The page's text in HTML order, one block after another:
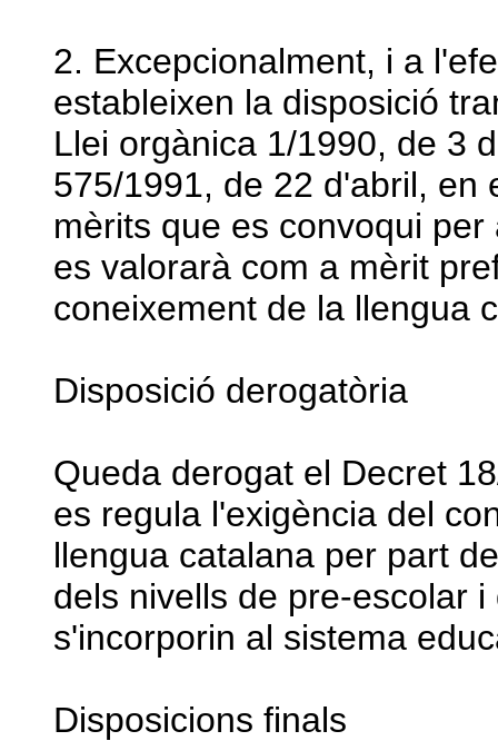
2. Excepcionalment, i a
estableixen la disposició
Llei orgànica 1/1990, de 3
575/1991, de 22 d'abril, en
mèrits que es convoqui
es valorarà com a mèrit
coneixement de la llengua
Disposició derogatòria
Queda derogat el Decret
es regula l'exigència del
llengua catalana per part
dels nivells de pre-escolar i
s'incorporin al sistema
Disposicions finals